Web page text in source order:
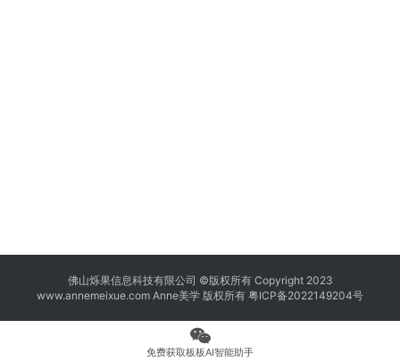
佛山烁果信息科技有限公司 ©版权所有 Copyright 2023
www.annemeixue.com Anne美学 版权所有 粤ICP备2022149204号
免费获取板板AI智能助手